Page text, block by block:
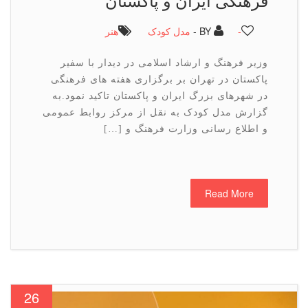
BY - مدل کودک هنر
وزیر فرهنگ و ارشاد اسلامی در دیدار با سفیر
پاکستان در تهران بر برگزاری هفته های فرهنگی
در شهرهای بزرگ ایران و پاکستان تاکید نمود.به
گزارش مدل کودک به نقل از مرکز روابط عمومی
و اطلاع رسانی وزارت فرهنگ و […]
Read More
26